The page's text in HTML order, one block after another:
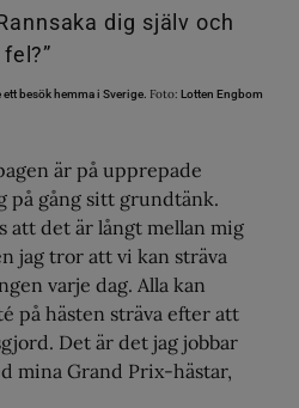
besök hemma i Sverige. Foto: Lotten Engbom
är på upprepade
på gång sitt grundtänk.
att det är långt mellan mig
jag tror att vi kan sträva
varje dag. Alla kan
på hästen sträva efter att
Det är det jag jobbar
mina Grand Prix-hästar,